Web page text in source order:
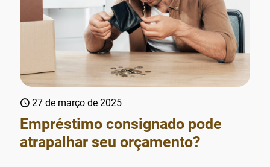
27 de março de 2025
Empréstimo consignado pode
atrapalhar seu orçamento?